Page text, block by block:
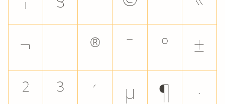
¬ ® ° ±
² ³ ´ µ ¶ ·